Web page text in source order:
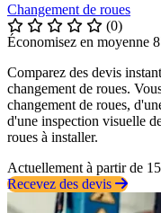
Changement de roues
(0)
Économisez en moyenne
Comparez des devis
changement de roues.
changement de roues,
d'une inspection visuelle
roues à installer.
Actuellement à partir de
Recevez des devis